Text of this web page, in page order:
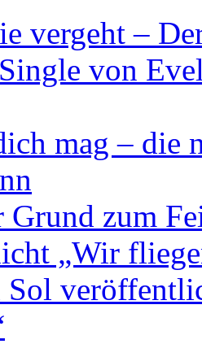
vergeht –
von
mag – die
Grund zum
„Wir
Sol